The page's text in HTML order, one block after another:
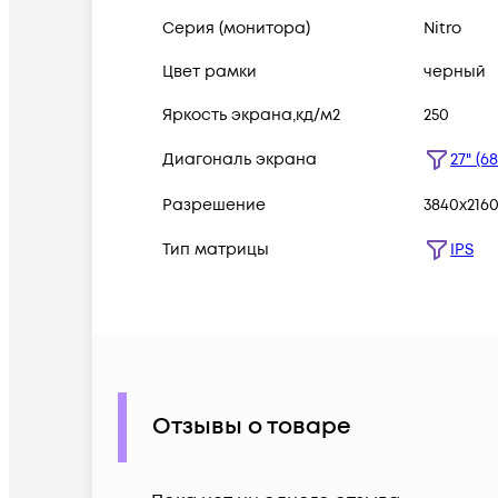
Серия (монитора) Nitro
Цвет рамки черный
Яркость экрана,кд/м2 250
Диагональ экрана 27"
Разрешение 3840x2160
Тип матрицы IPS
Отзывы о товаре